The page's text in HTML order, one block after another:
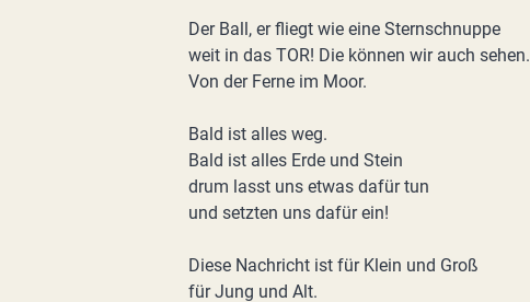
Der Ball, er fliegt wie eine Sternschnuppe
weit in das TOR! Die können wir auch sehen.
Von der Ferne im Moor.
Bald ist alles weg.
Bald ist alles Erde und Stein
drum lasst uns etwas dafür tun
und setzten uns dafür ein!
Diese Nachricht ist für Klein und Groß
für Jung und Alt.